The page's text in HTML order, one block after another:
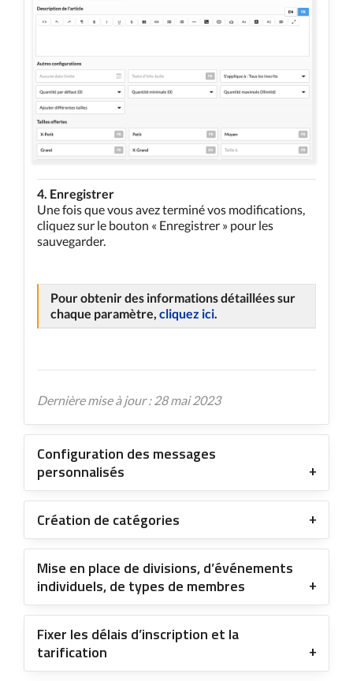
4. Enregistrer
Une fois que vous avez terminé vos modifications,
cliquez sur le bouton « Enregistrer » pour les
sauvegarder.
Pour obtenir des informations détaillées sur
chaque paramètre, cliquez ici.
Dernière mise à jour : 28 mai 2023
Configuration des messages
personnalisés
Création de catégories
Mise en place de divisions, d’événements
individuels, de types de membres
Fixer les délais d’inscription et la
tarification